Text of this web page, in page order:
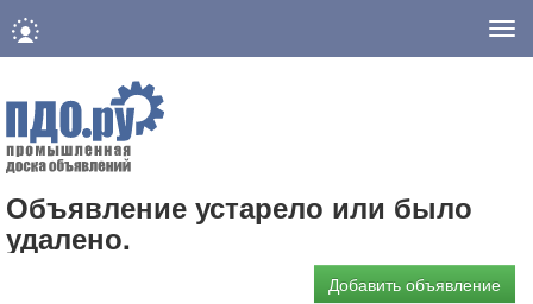
Объявление устарело или было
удалено.
Добавить объявление